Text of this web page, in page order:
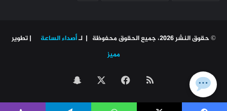
© حقوق النشر 2026، جميع الحقوق محفوظة | لـ أصداء الساعة
| تطوير
مميز
ملخص
الموقع
فيسبوك
تشات